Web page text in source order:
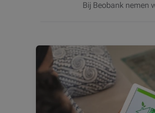
Bij Beobank nemen